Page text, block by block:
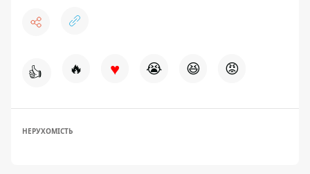
👍 🔥 ♥ 😭 😆 😡
НЕРУХОМІСТЬ